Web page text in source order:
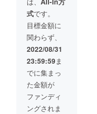
動報告
書、パ
ンフ
レット
をご指
定の住
所にお
送りし
ます。
エコ
バッグ
本体サ
イズ 横
x縦: 約
式です。
目標金額に
関わらず、
2022/08/31
23:59:59ま
でに集まっ
た金額が
ファンディ
ングされま